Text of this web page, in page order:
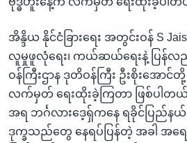
ကျော်
အိန္ဒိယ နိုင်ငံခြားရေး အတွင်းဝန် S
လူမှုဖူလုံရေး၊ ကယ်ဆယ်ရေးနဲ့ ပြန်လည်
ဝန်ကြီးဌာန ဒုတိဝန်ကြီး ဦးစိုးအောင်
လက်မှတ် ရေးထိုးခဲ့ကြတာ ဖြစ်ပါတယ်
အရ ဘင်္ဂလားဒေ့ရှ်ကနေ ရခိုင်ပြည်
ဒုက္ခသည်တွေ နေရပ်ပြန်တဲ့ အခါ အရ